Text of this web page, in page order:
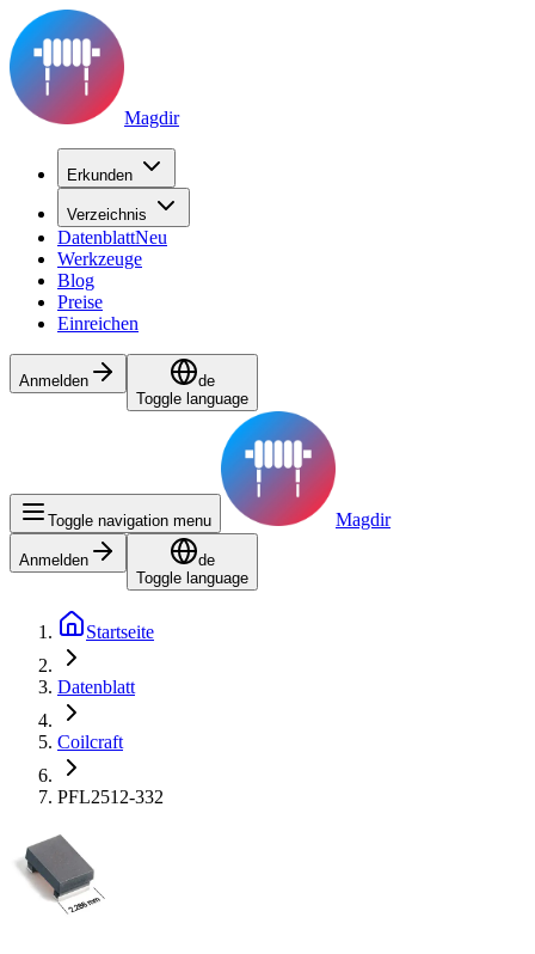
Magdir
Erkunden
Verzeichnis
DatenblattNeu
Werkzeuge
Blog
Preise
Einreichen
Anmelden
de
Toggle language
Toggle navigation menu Magdir
Anmelden
de
Toggle language
Startseite
Datenblatt
Coilcraft
PFL2512-332